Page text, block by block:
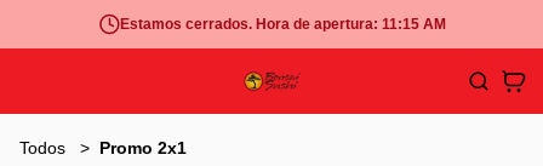
Estamos cerrados. Hora de apertura: 11:15 AM
Todos Promo 2x1